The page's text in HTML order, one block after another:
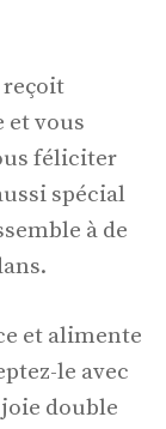
reçoit
et vous
féliciter
spécial
à de
et alimente
le avec
double